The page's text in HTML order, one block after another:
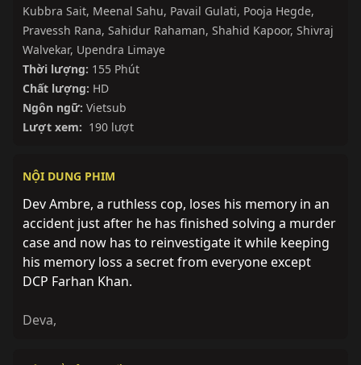
Kubbra Sait, Meenal Sahu, Pavail Gulati, Pooja Hegde,
Pravessh Rana, Sahidur Rahaman, Shahid Kapoor, Shivraj
Walvekar, Upendra Limaye
Thời lượng: 155 Phút
Chất lượng: HD
Ngôn ngữ: Vietsub
Lượt xem: 190 lượt
NỘI DUNG PHIM
Dev Ambre, a ruthless cop, loses his memory in an
accident just after he has finished solving a murder
case and now has to reinvestigate it while keeping
his memory loss a secret from everyone except
DCP Farhan Khan.
Deva,